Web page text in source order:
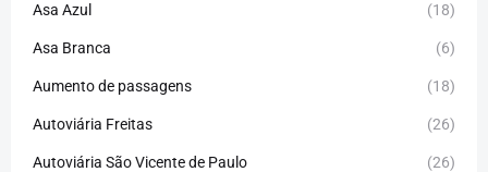
Asa Azul (18)
Asa Branca (6)
Aumento de passagens (18)
Autoviária Freitas (26)
Autoviária São Vicente de Paulo (26)